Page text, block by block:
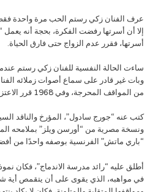
عرف الفنان زكي رستم الحب مرة واحدة
إلا أن أسرتها رفضت الفكرة، بحجة أنه
أسرتها، فقرر عدم الزواج حتى فارق الحياة.
ساءت الحالة النفسية للفنان زكي رستم
وبات غير قادر على سماع أصوات زملائه
من المواقف المحرجة، وفي 1968 قرر الاعتزال والابتعاد عن الأضواء.
كتب عنه “جورج سادول”، المؤرخ والناقد
ونسخة مصرية من “أورسن ويلز” بملامحه
“باري ماتش” الفرنسية بوصفه واحدًا من
أطلق عليه “رائد مدرسة الاندماج”، فكان
في مواهبه، الذي يقوى على أن يتقمص أية